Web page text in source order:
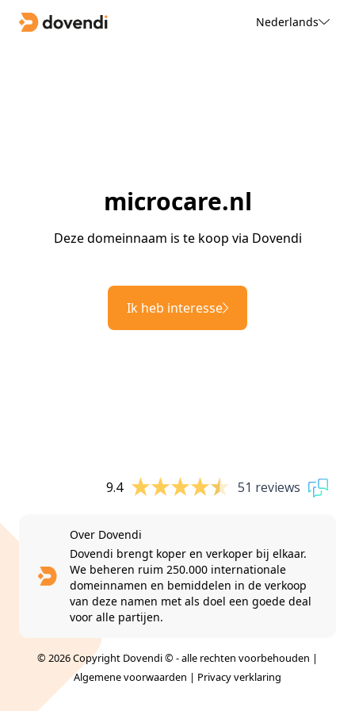
Nederlands
microcare.nl
Deze domeinnaam is te koop via Dovendi
Ik heb interesse
9.4 51 reviews
Over Dovendi
Dovendi brengt koper en verkoper bij elkaar.
We beheren ruim 250.000 internationale
domeinnamen en bemiddelen in de verkoop
van deze namen met als doel een goede deal
voor alle partijen.
© 2026 Copyright Dovendi © - alle rechten voorbehouden |
Algemene voorwaarden | Privacy verklaring